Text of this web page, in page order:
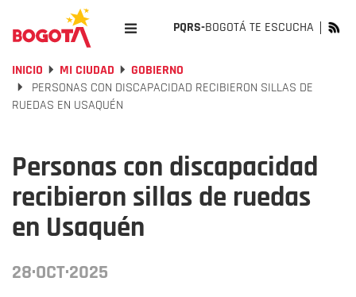
PQRS-BOGOTÁ TE ESCUCHA
INICIO MI CIUDAD
GOBIERNO
PERSONAS CON DISCAPACIDAD RECIBIERON SILLAS DE
RUEDAS EN USAQUÉN
Personas con discapacidad
recibieron sillas de ruedas
en Usaquén
28·OCT·2025